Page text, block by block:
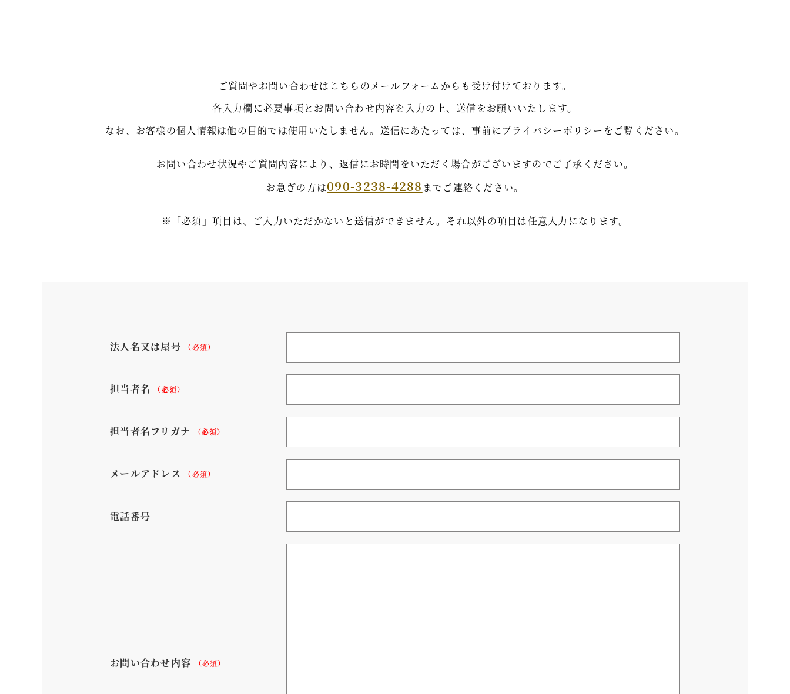
ご質問やお問い合わせはこちらのメールフォームからも受け付けております。
各入力欄に必要事項とお問い合わせ内容を入力の上、送信をお願いいたします。
なお、お客様の個人情報は他の目的では使用いたしません。送信にあたっては、事前にプライバシーポリシー をご覧ください。
お問い合わせ状況やご質問内容により、返信にお時間をいただく場合がございますのでご了承ください。
お急ぎの方は090-3238-4288 までご連絡ください。
※「必須」項目は、ご入力いただかないと送信ができません。それ以外の項目は任意入力になります。
法人名又は屋号 （必須）
担当者名 （必須）
担当者名フリガナ （必須）
メールアドレス （必須）
電話番号
お問い合わせ内容 （必須）